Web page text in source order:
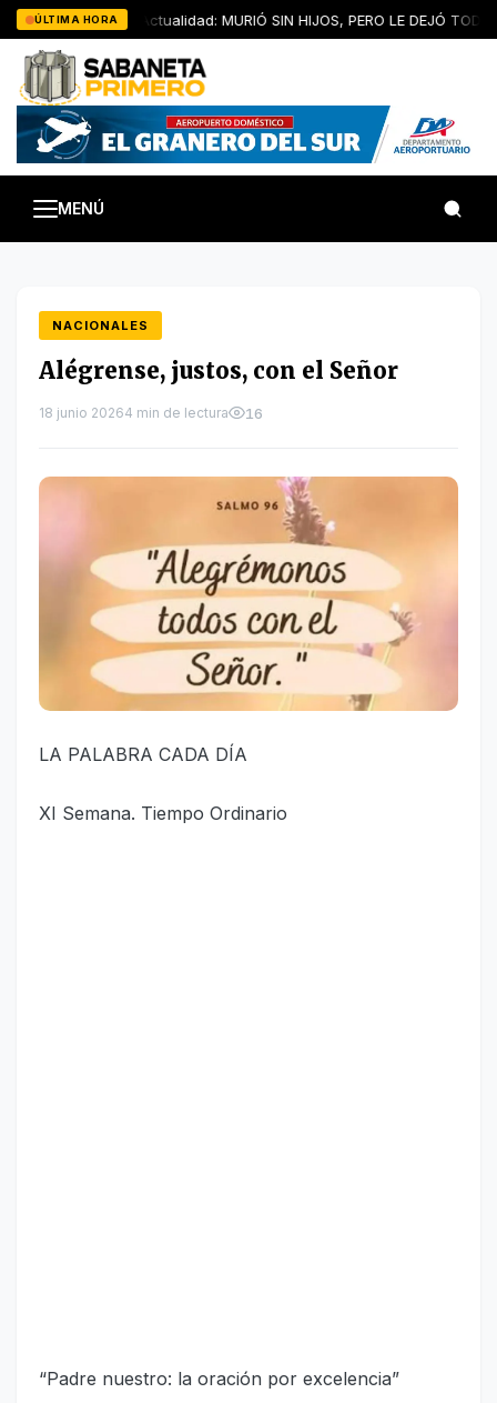
Saltar
al
contenido
ÚLTIMA HORA
Artículo de Actualidad: MURIÓ SIN HIJOS, PERO LE DEJÓ TODOS
MENÚ
NACIONALES
Alégrense, justos, con el Señor
18 junio 20264 min de lectura 16
LA PALABRA CADA DÍA
XI Semana. Tiempo Ordinario
“Padre nuestro: la oración por excelencia”